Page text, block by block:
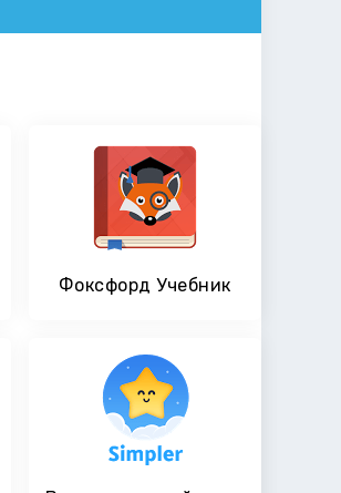
Фоксфорд Учебник